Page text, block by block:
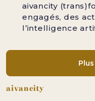
aivancity
engagés, des
l’intelligence
Pied de page
aivancity